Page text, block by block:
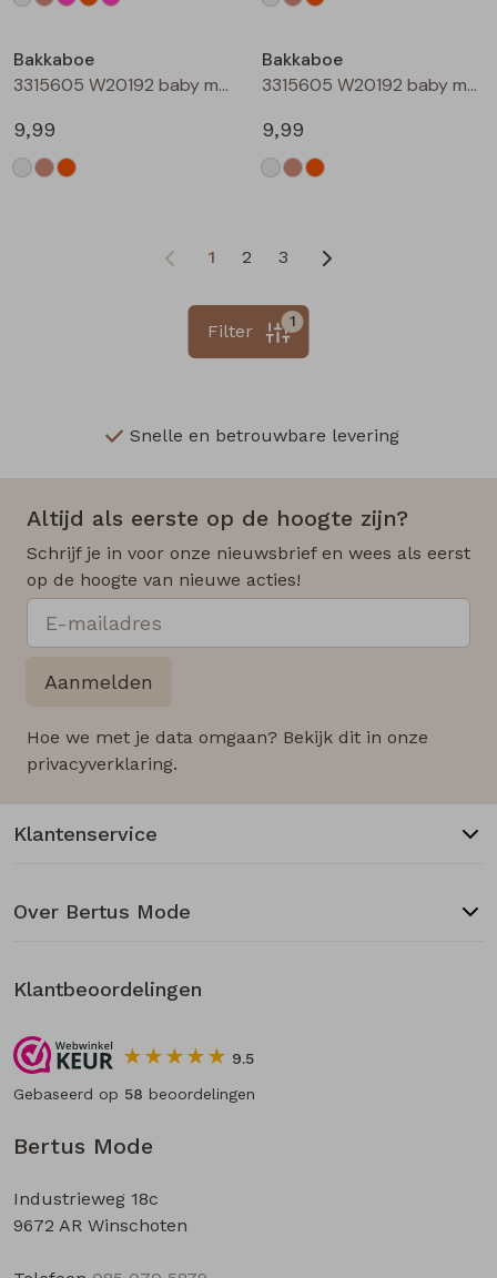
Bakkaboe
3315605 W20192 baby meisjes T-shirt lm Taupe
9,99
Bakkaboe
3315605 W20192 baby meisjes T-shirt lm Perzik
9,99
1 2 3
1
Filter
Snelle en betrouwbare levering
Altijd als eerste op de hoogte zijn?
Schrijf je in voor onze nieuwsbrief en wees als eerst
op de hoogte van nieuwe acties!
Aanmelden
Hoe we met je data omgaan? Bekijk dit in onze
privacyverklaring.
Bertus Mode
Industrieweg 18c
9672 AR Winschoten
Klantenservice
Over Bertus Mode
Klantbeoordelingen
9.5
Gebaseerd op 58 beoordelingen